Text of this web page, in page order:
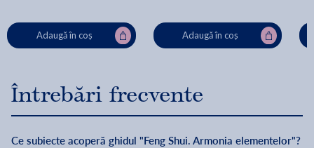
Adaugă în coș Adaugă în coș
Întrebări frecvente
Ce subiecte acoperă ghidul "Feng Shui. Armonia elementelor"?